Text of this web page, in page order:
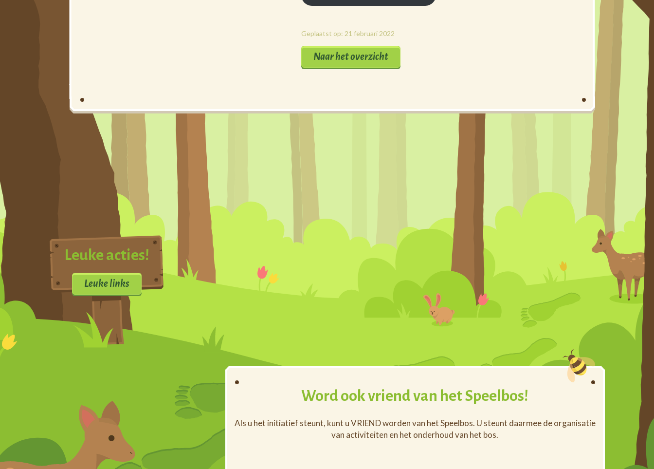
Geplaatst op: 21 februari 2022
Naar het overzicht
Leuke acties!
Leuke links
Word ook vriend van het Speelbos!
Als u het initiatief steunt, kunt u VRIEND worden van het Speelbos. U steunt daarmee de organisatie
van activiteiten en het onderhoud van het bos.